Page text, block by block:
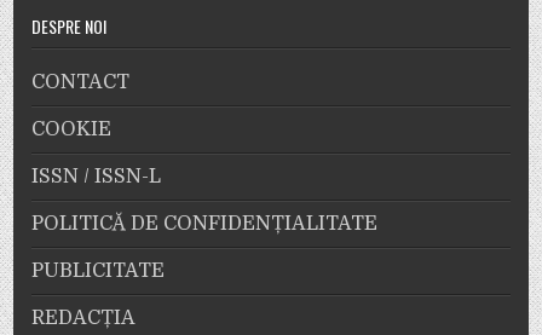
DESPRE NOI
CONTACT
COOKIE
ISSN / ISSN-L
POLITICĂ DE CONFIDENȚIALITATE
PUBLICITATE
REDACȚIA